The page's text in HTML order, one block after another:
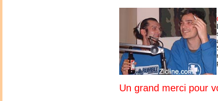
Un grand merci pour